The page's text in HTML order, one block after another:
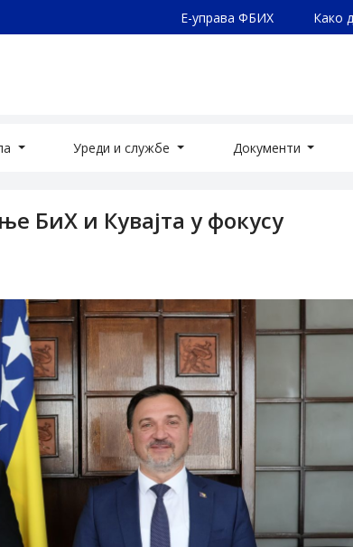
Е-управа ФБИХ Како
Уреди и службе Документи
БиХ и Кувајта у фокусу